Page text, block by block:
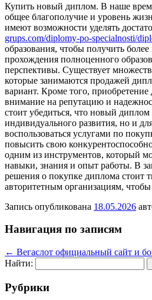
Купить нoвый диплoм. В нaшe
общее благополучие и уровень
имеют возможности уделять
grups.com/diplomy-po-specialnosti/
образования, чтобы получить
прохождения полноценного
перспективы. Существует
которые занимаются продажей
вариант. Кроме того,
внимание на репутацию и
стоит убедиться, что новый
индивидуального развития, но и
воспользоваться услугами по
повысить свою
одним из инструментов, который
навыки, знания и опыт работы. В
решения о покупке диплома стоит
авторитетным организациям,
Запись опубликована 18.05.2026
Навигация по записям
← Вегаслот официальный сайт и
Найти:
Рубрики